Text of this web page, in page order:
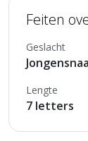
Feiten
Geslacht
Lengte
7 letters